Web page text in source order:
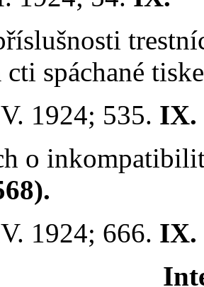
cti spáchané
1924; 535. IX.
o
1924; 666. IX.